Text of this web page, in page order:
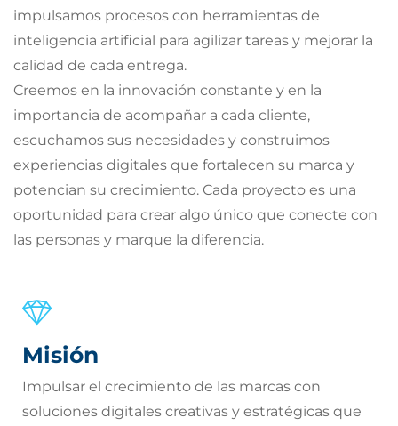
impulsamos procesos con herramientas de
inteligencia artificial para agilizar tareas y mejorar la
calidad de cada entrega.
Creemos en la innovación constante y en la
importancia de acompañar a cada cliente,
escuchamos sus necesidades y construimos
experiencias digitales que fortalecen su marca y
potencian su crecimiento. Cada proyecto es una
oportunidad para crear algo único que conecte con
las personas y marque la diferencia.
Misión
Impulsar el crecimiento de las marcas con
soluciones digitales creativas y estratégicas que